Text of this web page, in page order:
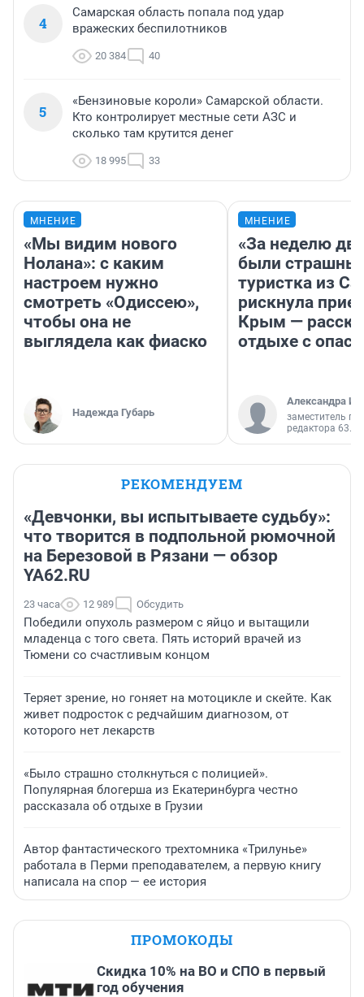
4
Самарская область попала под удар
вражеских беспилотников
20 384 40
5
«Бензиновые короли» Самарской области.
Кто контролирует местные сети АЗС и
сколько там крутится денег
18 995 33
МНЕНИЕ
«Мы видим нового
Нолана»: с каким
настроем нужно
смотреть «Одиссею»,
чтобы она не
выглядела как фиаско
Надежда Губарь
МНЕНИЕ
«За неделю
были
туристка из
рискнула
Крым —
отдыхе с
Александра
заместитель
редактора 63.RU
РЕКОМЕНДУЕМ
«Девчонки, вы испытываете судьбу»:
что творится в подпольной рюмочной
на Березовой в Рязани — обзор
YA62.RU
23 часа 12 989 Обсудить
Победили опухоль размером с яйцо и вытащили
младенца с того света. Пять историй врачей из
Тюмени со счастливым концом
Теряет зрение, но гоняет на мотоцикле и скейте. Как
живет подросток с редчайшим диагнозом, от
которого нет лекарств
«Было страшно столкнуться с полицией».
Популярная блогерша из Екатеринбурга честно
рассказала об отдыхе в Грузии
Автор фантастического трехтомника «Трилунье»
работала в Перми преподавателем, а первую книгу
написала на спор — ее история
ПРОМОКОДЫ
Скидка 10% на ВО и СПО в первый
год обучения